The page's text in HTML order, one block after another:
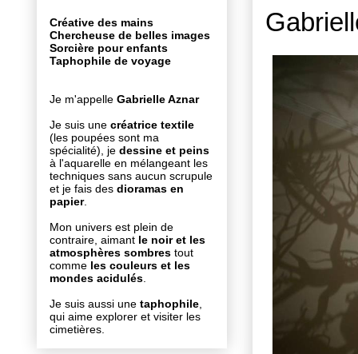
Créative des mains
Chercheuse de belles images
Sorcière pour enfants
Taphophile de voyage
Je m'appelle Gabrielle Aznar
Je suis une créatrice textile
(les poupées sont ma
spécialité), je dessine et peins
à l'aquarelle en mélangeant les
techniques sans aucun scrupule
et je fais des dioramas en
papier.
Mon univers est plein de
contraire, aimant le noir et les
atmosphères sombres tout
comme les couleurs et les
mondes acidulés
Je suis aussi une taphophile
qui aime explorer et visiter les
cimetières.